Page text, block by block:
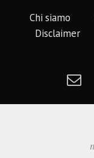
Chi siamo
Disclaimer